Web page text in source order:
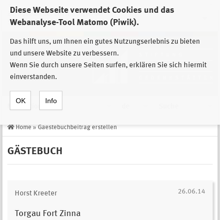
Diese Webseite verwendet Cookies und das
Webanalyse-Tool Matomo (Piwik).
Das hilft uns, um Ihnen ein gutes Nutzungserlebnis zu bieten
und unsere Website zu verbessern.
Wenn Sie durch unsere Seiten surfen, erklären Sie sich hiermit
einverstanden.
OK Info
Zur Auswahl der Einrichtungen der
Stiftung Sächsische Gedenkstätten
Home » Gaestebuchbeitrag erstellen
GÄSTEBUCH
26.06.14
Horst Kreeter
Torgau Fort Zinna